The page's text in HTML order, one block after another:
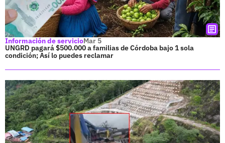
Información de servicioMar 5
UNGRD pagará $500.000 a familias de Córdoba bajo 1 sola
condición; Así lo puedes reclamar